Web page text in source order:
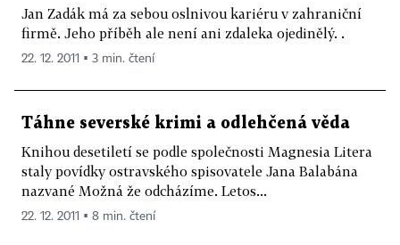
Jan Zadák má za sebou oslnivou kariéru v zahraniční
firmě. Jeho příběh ale není ani zdaleka ojedinělý. .
22. 12. 2011 ▪ 3 min. čtení
Táhne severské krimi a odlehčená věda
Knihou desetiletí se podle společnosti Magnesia Litera
staly povídky ostravského spisovatele Jana Balabána
nazvané Možná že odcházíme. Letos...
22. 12. 2011 ▪ 8 min. čtení